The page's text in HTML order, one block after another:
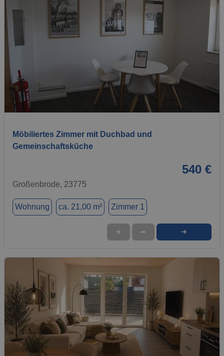
Möbiliertes Zimmer mit Duchbad und
Gemeinschaftsküche
540 €
Großenbrode, 23775
Wohnung ca. 21,00 m² Zimmer 1
★ ➦ ➜